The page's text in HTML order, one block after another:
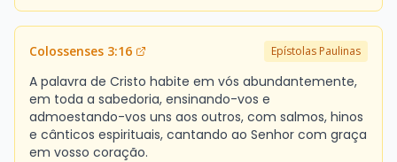
Colossenses 3:16 Epístolas Paulinas
A palavra de Cristo habite em vós abundantemente,
em toda a sabedoria, ensinando-vos e
admoestando-vos uns aos outros, com salmos, hinos
e cânticos espirituais, cantando ao Senhor com graça
em vosso coração.